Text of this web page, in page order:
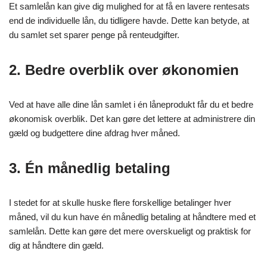
Et samlelån kan give dig mulighed for at få en lavere rentesats
end de individuelle lån, du tidligere havde. Dette kan betyde, at
du samlet set sparer penge på renteudgifter.
2. Bedre overblik over økonomien
Ved at have alle dine lån samlet i én låneprodukt får du et bedre
økonomisk overblik. Det kan gøre det lettere at administrere din
gæld og budgettere dine afdrag hver måned.
3. Én månedlig betaling
I stedet for at skulle huske flere forskellige betalinger hver
måned, vil du kun have én månedlig betaling at håndtere med et
samlelån. Dette kan gøre det mere overskueligt og praktisk for
dig at håndtere din gæld.